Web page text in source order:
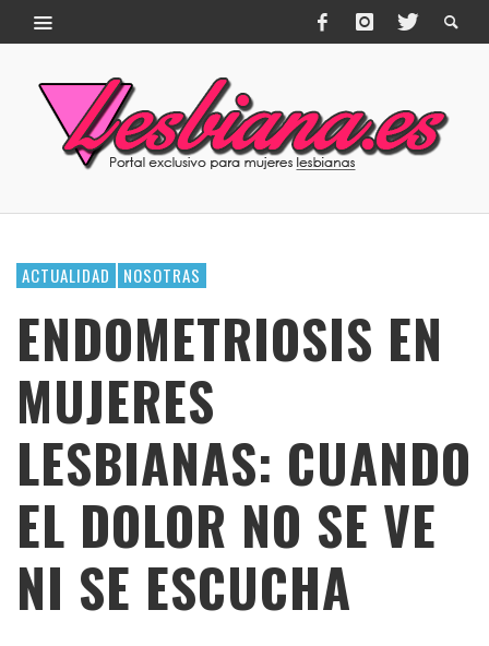
ACTUALIDAD NOSOTRAS
ENDOMETRIOSIS EN
MUJERES
LESBIANAS: CUANDO
EL DOLOR NO SE VE
NI SE ESCUCHA